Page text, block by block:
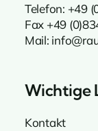
Telefon: +49
Fax +49
Mail:
Wichtige
Kontakt